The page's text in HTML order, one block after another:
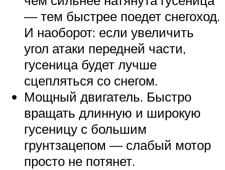
— тем быстрее поедет снегоход.
И наоборот: если увеличить
угол атаки передней части,
гусеница будет лучше
сцепляться со снегом.
Мощный двигатель. Быстро
вращать длинную и широкую
гусеницу с большим
грунтзацепом — слабый мотор
просто не потянет.